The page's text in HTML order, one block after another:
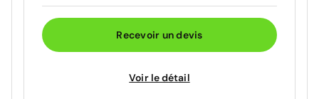
Recevoir un devis
Voir le détail